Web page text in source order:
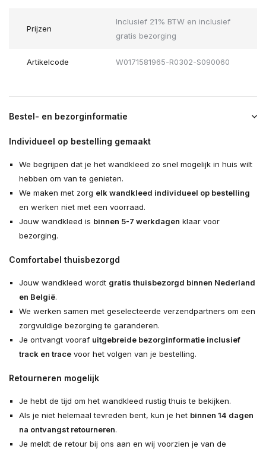
Prijzen
Inclusief 21% BTW en inclusief
gratis bezorging
Artikelcode W0171581965-R0302-S090060
Bestel- en bezorginformatie
Individueel op bestelling gemaakt
We begrijpen dat je het wandkleed zo snel mogelijk in huis wilt
hebben om van te genieten.
We maken met zorg elk wandkleed individueel op bestelling
en werken niet met een voorraad.
Jouw wandkleed is binnen 5-7 werkdagen klaar voor
bezorging.
Comfortabel thuisbezorgd
Jouw wandkleed wordt gratis thuisbezorgd binnen Nederland
en België.
We werken samen met geselecteerde verzendpartners om een
zorgvuldige bezorging te garanderen.
Je ontvangt vooraf uitgebreide bezorginformatie inclusief
track en tracevoor het volgen van je bestelling.
Retourneren mogelijk
Je hebt de tijd om het wandkleed rustig thuis te bekijken.
Als je niet helemaal tevreden bent, kun je het binnen 14 dagen
na ontvangst retourneren.
Je meldt de retour bij ons aan en wij voorzien je van de